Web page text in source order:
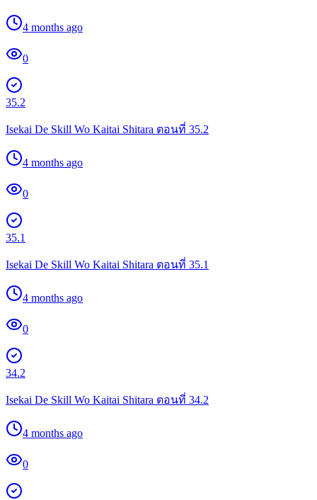
4 months ago
0
35.2
Isekai De Skill Wo Kaitai Shitara ตอนที่ 35.2
4 months ago
0
35.1
Isekai De Skill Wo Kaitai Shitara ตอนที่ 35.1
4 months ago
0
34.2
Isekai De Skill Wo Kaitai Shitara ตอนที่ 34.2
4 months ago
0